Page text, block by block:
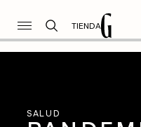
TIENDA
SALUD